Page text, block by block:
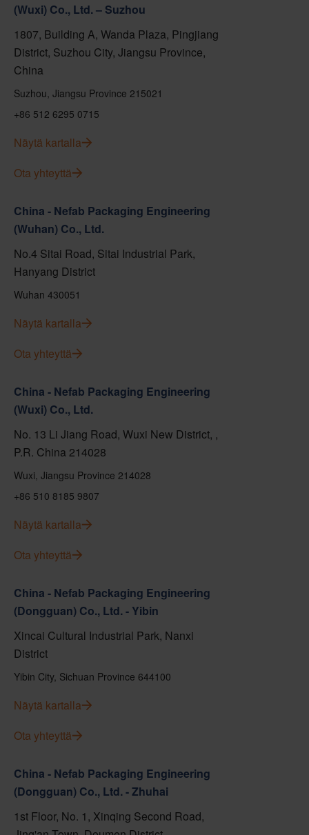
(Wuxi) Co., Ltd. – Suzhou
1807, Building A, Wanda Plaza, Pingjiang
District, Suzhou City, Jiangsu Province,
China
Suzhou, Jiangsu Province 215021
+86 512 6295 0715
Näytä kartalla
Ota yhteyttä
China - Nefab Packaging Engineering
(Wuhan) Co., Ltd.
No.4 Sitai Road, Sitai Industrial Park,
Hanyang District
Wuhan 430051
Näytä kartalla
Ota yhteyttä
China - Nefab Packaging Engineering
(Wuxi) Co., Ltd.
No. 13 Li Jiang Road, Wuxi New District, ,
P.R. China 214028
Wuxi, Jiangsu Province 214028
+86 510 8185 9807
Näytä kartalla
Ota yhteyttä
China - Nefab Packaging Engineering
(Dongguan) Co., Ltd. - Yibin
Xincai Cultural Industrial Park, Nanxi
District
Yibin City, Sichuan Province 644100
Näytä kartalla
Ota yhteyttä
China - Nefab Packaging Engineering
(Dongguan) Co., Ltd. - Zhuhai
1st Floor, No. 1, Xinqing Second Road,